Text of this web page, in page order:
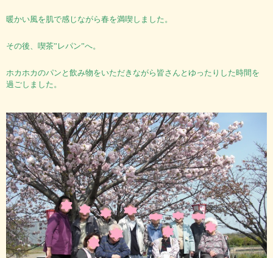
暖かい風を肌で感じながら春を満喫しました。
その後、喫茶”レパン”へ。
ホカホカのパンと飲み物をいただきながら皆さんとゆったりした時間を
過ごしました。